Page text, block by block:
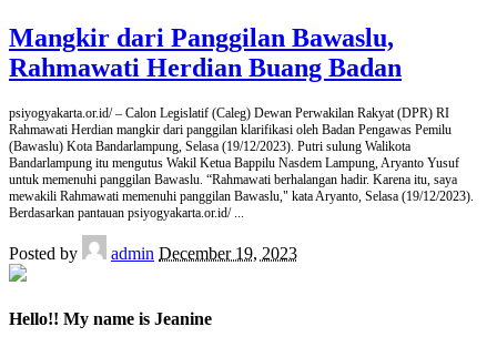
Mangkir dari Panggilan Bawaslu,
Rahmawati Herdian Buang Badan
psiyogyakarta.or.id/ – Calon Legislatif (Caleg) Dewan Perwakilan Rakyat (DPR) RI
Rahmawati Herdian mangkir dari panggilan klarifikasi oleh Badan Pengawas Pemilu
(Bawaslu) Kota Bandarlampung, Selasa (19/12/2023). Putri sulung Walikota
Bandarlampung itu mengutus Wakil Ketua Bappilu Nasdem Lampung, Aryanto Yusuf
untuk memenuhi panggilan Bawaslu. “Rahmawati berhalangan hadir. Karena itu, saya
mewakili Rahmawati memenuhi panggilan Bawaslu," kata Aryanto, Selasa (19/12/2023).
Berdasarkan pantauan psiyogyakarta.or.id/ ...
Posted by admin December 19, 2023
Hello!! My name is Jeanine